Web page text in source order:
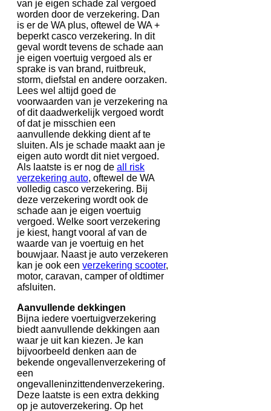
van je eigen schade zal vergoed
worden door de verzekering. Dan
is er de WA plus, oftewel de WA +
beperkt casco verzekering. In dit
geval wordt tevens de schade aan
je eigen voertuig vergoed als er
sprake is van brand, ruitbreuk,
storm, diefstal en andere oorzaken.
Lees wel altijd goed de
voorwaarden van je verzekering na
of dit daadwerkelijk vergoed wordt
of dat je misschien een
aanvullende dekking dient af te
sluiten. Als je schade maakt aan je
eigen auto wordt dit niet vergoed.
Als laatste is er nog de all risk
verzekering auto, oftewel de WA
volledig casco verzekering. Bij
deze verzekering wordt ook de
schade aan je eigen voertuig
vergoed. Welke soort verzekering
je kiest, hangt vooral af van de
waarde van je voertuig en het
bouwjaar. Naast je auto verzekeren
kan je ook een verzekering scooter,
motor, caravan, camper of oldtimer
afsluiten.
Aanvullende dekkingen
Bijna iedere voertuigverzekering
biedt aanvullende dekkingen aan
waar je uit kan kiezen. Je kan
bijvoorbeeld denken aan de
bekende ongevallenverzekering of
een
ongevalleninzittendenverzekering.
Deze laatste is een extra dekking
op je autoverzekering. Op het